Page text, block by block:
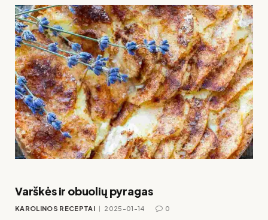
Varškės ir obuolių pyragas
KAROLINOS RECEPTAI 2025-01-14 0